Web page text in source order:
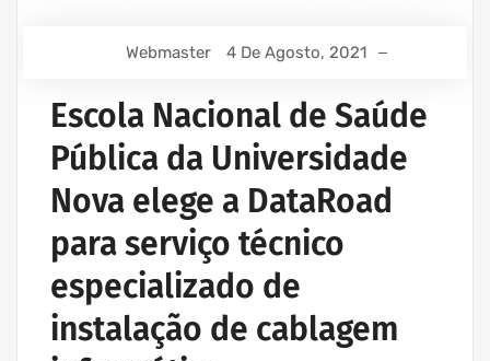
Webmaster 4 De Agosto, 2021
Escola Nacional de Saúde
Pública da Universidade
Nova elege a DataRoad
para serviço técnico
especializado de
instalação de cablagem